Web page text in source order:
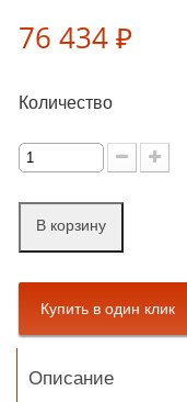
76 434 ₽
Количество
В корзину
Описание